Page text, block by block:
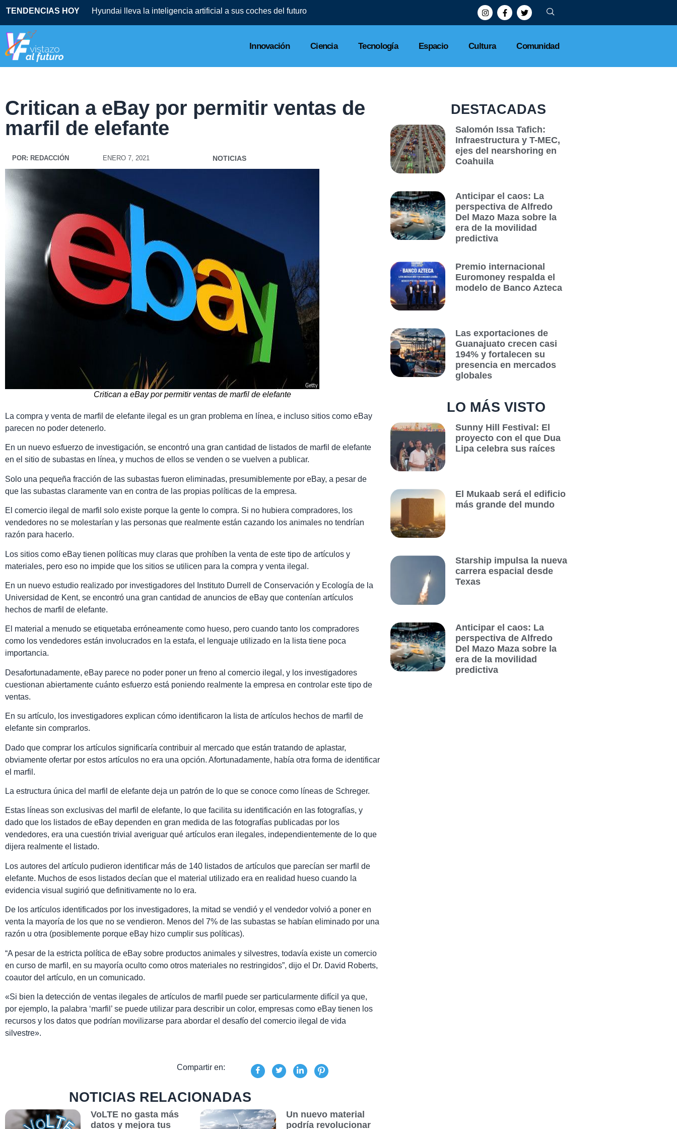
TENDENCIAS HOY Hyundai lleva la inteligencia artificial a sus coches del futuro
Innovación Ciencia Tecnología Espacio Cultura Comunidad
Critican a eBay por permitir ventas de
marfil de elefante
POR: REDACCIÓN ENERO 7, 2021 NOTICIAS
Critican a eBay por permitir ventas de marfil de elefante
La compra y venta de marfil de elefante ilegal es un gran problema en línea, e incluso sitios como eBay
parecen no poder detenerlo.
En un nuevo esfuerzo de investigación, se encontró una gran cantidad de listados de marfil de elefante
en el sitio de subastas en línea, y muchos de ellos se venden o se vuelven a publicar.
Solo una pequeña fracción de las subastas fueron eliminadas, presumiblemente por eBay, a pesar de
que las subastas claramente van en contra de las propias políticas de la empresa.
El comercio ilegal de marfil solo existe porque la gente lo compra. Si no hubiera compradores, los
vendedores no se molestarían y las personas que realmente están cazando los animales no tendrían
razón para hacerlo.
Los sitios como eBay tienen políticas muy claras que prohíben la venta de este tipo de artículos y
materiales, pero eso no impide que los sitios se utilicen para la compra y venta ilegal.
En un nuevo estudio realizado por investigadores del Instituto Durrell de Conservación y Ecología de la
Universidad de Kent, se encontró una gran cantidad de anuncios de eBay que contenían artículos
hechos de marfil de elefante.
El material a menudo se etiquetaba erróneamente como hueso, pero cuando tanto los compradores
como los vendedores están involucrados en la estafa, el lenguaje utilizado en la lista tiene poca
importancia.
Desafortunadamente, eBay parece no poder poner un freno al comercio ilegal, y los investigadores
cuestionan abiertamente cuánto esfuerzo está poniendo realmente la empresa en controlar este tipo de
ventas.
En su artículo, los investigadores explican cómo identificaron la lista de artículos hechos de marfil de
elefante sin comprarlos.
Dado que comprar los artículos significaría contribuir al mercado que están tratando de aplastar,
obviamente ofertar por estos artículos no era una opción. Afortunadamente, había otra forma de identificar
el marfil.
La estructura única del marfil de elefante deja un patrón de lo que se conoce como líneas de Schreger.
Estas líneas son exclusivas del marfil de elefante, lo que facilita su identificación en las fotografías, y
dado que los listados de eBay dependen en gran medida de las fotografías publicadas por los
vendedores, era una cuestión trivial averiguar qué artículos eran ilegales, independientemente de lo que
dijera realmente el listado.
Los autores del artículo pudieron identificar más de 140 listados de artículos que parecían ser marfil de
elefante. Muchos de esos listados decían que el material utilizado era en realidad hueso cuando la
evidencia visual sugirió que definitivamente no lo era.
De los artículos identificados por los investigadores, la mitad se vendió y el vendedor volvió a poner en
venta la mayoría de los que no se vendieron. Menos del 7% de las subastas se habían eliminado por una
razón u otra (posiblemente porque eBay hizo cumplir sus políticas).
“A pesar de la estricta política de eBay sobre productos animales y silvestres, todavía existe un comercio
en curso de marfil, en su mayoría oculto como otros materiales no restringidos”, dijo el Dr. David Roberts,
coautor del artículo, en un comunicado.
«Si bien la detección de ventas ilegales de artículos de marfil puede ser particularmente difícil ya que,
por ejemplo, la palabra ‘marfil’ se puede utilizar para describir un color, empresas como eBay tienen los
recursos y los datos que podrían movilizarse para abordar el desafío del comercio ilegal de vida
silvestre».
Compartir en:
NOTICIAS RELACIONADAS
VoLTE no gasta más
datos y mejora tus
Un nuevo material
podría revolucionar
DESTACADAS
Salomón Issa Tafich:
Infraestructura y T-MEC,
ejes del nearshoring en
Coahuila
Anticipar el caos: La
perspectiva de Alfredo
Del Mazo Maza sobre la
era de la movilidad
predictiva
Premio internacional
Euromoney respalda el
modelo de Banco Azteca
Las exportaciones de
Guanajuato crecen casi
194% y fortalecen su
presencia en mercados
globales
LO MÁS VISTO
Sunny Hill Festival: El
proyecto con el que Dua
Lipa celebra sus raíces
El Mukaab será el edificio
más grande del mundo
Starship impulsa la nueva
carrera espacial desde
Texas
Anticipar el caos: La
perspectiva de Alfredo
Del Mazo Maza sobre la
era de la movilidad
predictiva